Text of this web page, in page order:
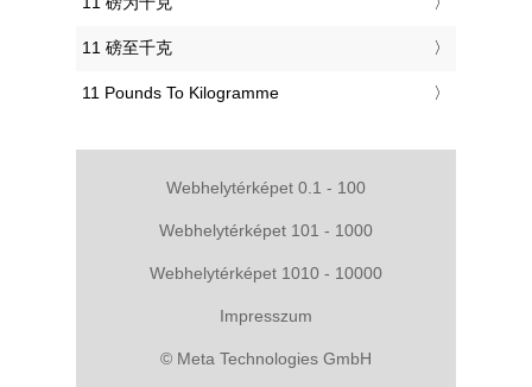
‎11 磅至千克
‎11 Pounds To Kilogramme
Webhelytérképet 0.1 - 100
Webhelytérképet 101 - 1000
Webhelytérképet 1010 - 10000
Impresszum
© Meta Technologies GmbH